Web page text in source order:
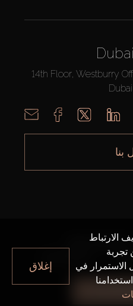
14th Floor, Westburry
بنا
الارتباط
تجربة
في
إغلاق